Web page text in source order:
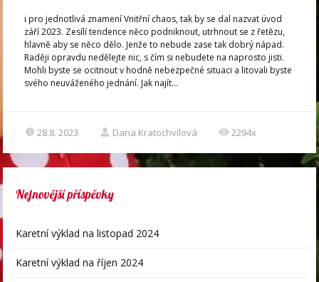
i pro jednotlivá znamení Vnitřní chaos, tak by se dal nazvat úvod
září 2023. Zesílí tendence něco podniknout, utrhnout se z řetězu,
hlavně aby se něco dělo. Jenže to nebude zase tak dobrý nápad.
Raději opravdu nedělejte nic, s čím si nebudete na naprosto jisti.
Mohli byste se ocitnout v hodně nebezpečné situaci a litovali byste
svého neuváženého jednání. Jak najít...
28.8. 2023 Dana Kratochvílová 2294x
Nejnovější příspěvky
Karetní výklad na listopad 2024
Karetní výklad na říjen 2024